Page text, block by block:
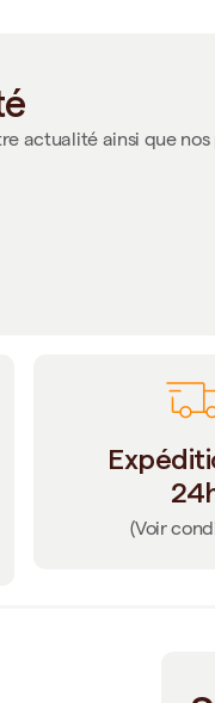
actualité ainsi que nos
(Voir